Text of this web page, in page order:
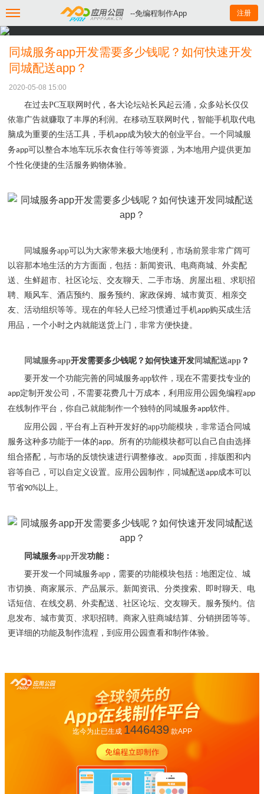
--免编程制作App 注册
同城服务app开发需要多少钱呢？如何快速开发
同城配送app？
2020-05-08 15:00
在过去PC互联网时代，各大论坛站长风起云涌，众多站长仅仅
依靠广告就赚取了丰厚的利润。在移动互联网时代，智能手机取代电
脑成为重要的生活工具，手机app成为较大的创业平台。一个同城服
务app可以整合本地车玩乐衣食住行等等资源，为本地用户提供更加
个性化便捷的生活服务购物体验。
同城服务app可以为大家带来极大地便利，市场前景非常广阔可
以容那本地生活的方方面面，包括：新闻资讯、电商商城、外卖配
送、生鲜超市、社区论坛、交友聊天、二手市场、房屋出租、求职招
聘、顺风车、酒店预约、服务预约、家政保姆、城市黄页、相亲交
友、活动组织等等。现在的年轻人已经习惯通过手机app购买成生活
用品，一个小时之内就能送货上门，非常方便快捷。
同城服务app开发需要多少钱呢？如何快速开发 同城配送app ？
要开发一个功能完善的同城服务app软件，现在不需要找专业的
app定制开发公司，不需要花费几十万成本，利用应用公园免编程app
在线制作平台，你自己就能制作一个独特的同城服务app软件。
应用公园，平台有上百种开发好的app功能模块，非常适合同城
服务这种多功能于一体的app。所有的功能模块都可以自己自由选择
组合搭配，与市场的反馈快速进行调整修改。 app页面，排版图和内
容等自己，可以自定义设置。应用公园制作，同城配送app成本可以
节省90%以上。
同城服务app开发功能：
要开发一个同城服务app ，需要的功能模块包括：地图定位、城
市切换、商家展示、产品展示。新闻资讯、分类搜索、即时聊天、电
话短信、在线交易、外卖配送、社区论坛、交友聊天。服务预约。信
息发布、城市黄页、求职招聘。商家入驻商城结算、分销拼团等等。
更详细的功能及制作流程，到应用公园查看和制作体验。
迄今为止已生成 1446439款APP